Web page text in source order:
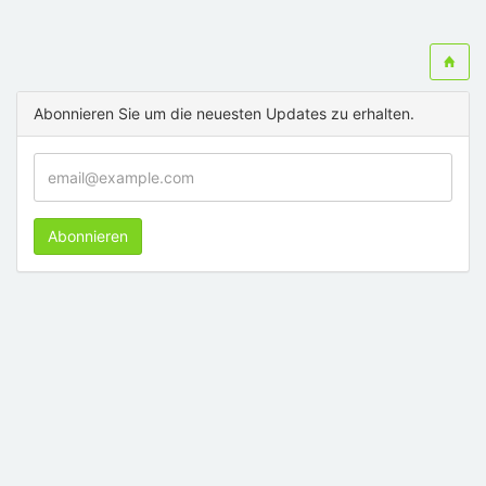
Abonnieren Sie um die neuesten Updates zu erhalten.
Abonnieren